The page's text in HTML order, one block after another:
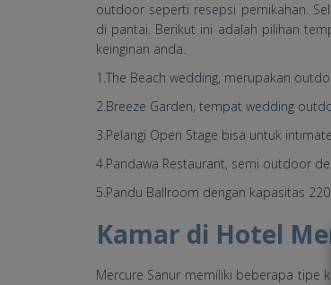
outdoor seperti resepsi pernikahan.
di pantai. Berikut ini adalah pilihan
keinginan anda.
1.The Beach wedding, merupakan
2.Breeze Garden, tempat wedding
3.Pelangi Open Stage bisa untuk
4.Pandawa Restaurant, semi outdoor
5.Pandu Ballroom dengan kapasitas
Kamar di Hotel
Mercure Sanur memiliki beberapa tipe